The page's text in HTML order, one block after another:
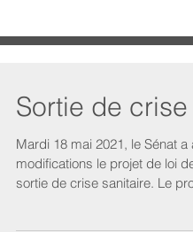
Sortie de crise
Mardi 18 mai 2021, le Sénat
modifications le projet de loi
sortie de crise sanitaire. Le